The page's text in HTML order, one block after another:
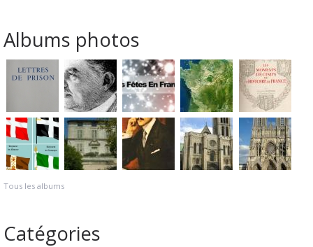
Albums photos
Tous les albums
Catégories